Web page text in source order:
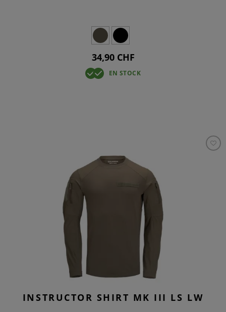
34,90 CHF
EN STOCK
INSTRUCTOR SHIRT MK III LS LW